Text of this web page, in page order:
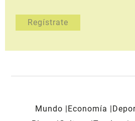
Mundo Economía